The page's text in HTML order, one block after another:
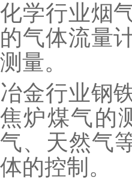
化学行业烟
的气体流量
测量。
冶金行业钢
焦炉煤气的
气、天然气
体的控制。